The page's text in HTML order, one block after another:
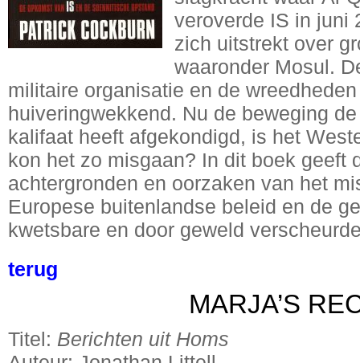
veroverde IS in juni
zich uitstrekt over
waaronder Mosul.
militaire organisatie en de
huiveringwekkend. Nu de beweging
kalifaat heeft afgekondigd, is het
kon het zo misgaan? In dit boek geeft
achtergronden en oorzaken van het
Europese buitenlandse beleid en de
kwetsbare en door geweld
terug
MARJA’S
Titel: Berichten uit Homs